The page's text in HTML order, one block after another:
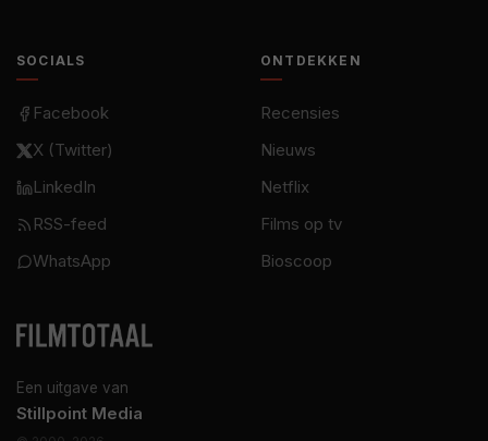
Een uitgave van
Stillpoint Media
SOCIALS
Facebook
X (Twitter)
LinkedIn
RSS-feed
WhatsApp
ONTDEKKEN
Recensies
Nieuws
Netflix
Films op tv
Bioscoop